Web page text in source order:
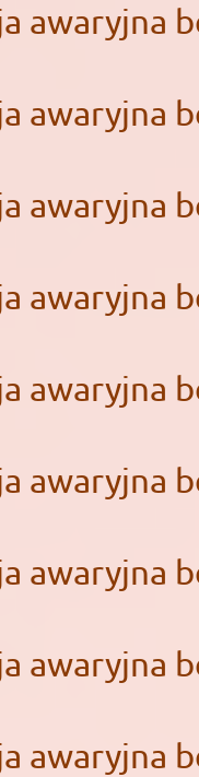
awaryjna
awaryjna
awaryjna
awaryjna
awaryjna
awaryjna
awaryjna
awaryjna
awaryjna